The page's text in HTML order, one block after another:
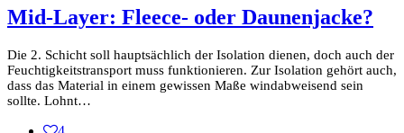
Mid-Layer: Fleece- oder Daunenjacke?
Die 2. Schicht soll hauptsächlich der Isolation dienen, doch auch der
Feuchtigkeitstransport muss funktionieren. Zur Isolation gehört auch,
dass das Material in einem gewissen Maße windabweisend sein
sollte. Lohnt…
4